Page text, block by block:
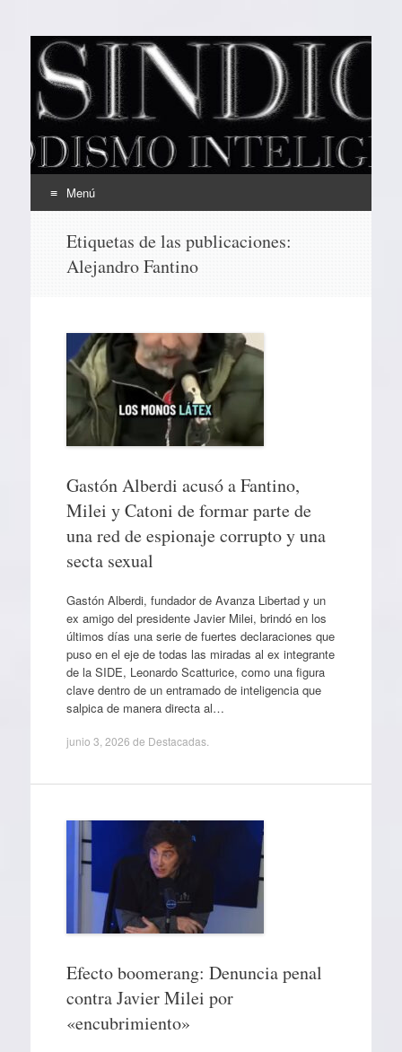
EL SINDICAL
Periodismo Inteligente
Menú
contenido
Etiquetas de las publicaciones:
Alejandro Fantino
Gastón Alberdi acusó a Fantino,
Milei y Catoni de formar parte de
una red de espionaje corrupto y una
secta sexual
Gastón Alberdi, fundador de Avanza Libertad y un
ex amigo del presidente Javier Milei, brindó en los
últimos días una serie de fuertes declaraciones que
puso en el eje de todas las miradas al ex integrante
de la SIDE, Leonardo Scatturice, como una figura
clave dentro de un entramado de inteligencia que
salpica de manera directa al…
junio 3, 2026 de Destacadas.
Efecto boomerang: Denuncia penal
contra Javier Milei por
«encubrimiento»